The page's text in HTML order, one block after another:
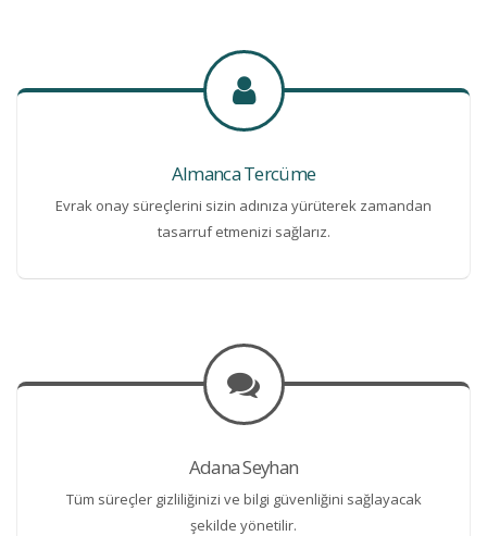
Almanca Tercüme
Evrak onay süreçlerini sizin adınıza yürüterek zamandan
tasarruf etmenizi sağlarız.
Adana Seyhan
Tüm süreçler gizliliğinizi ve bilgi güvenliğini sağlayacak
şekilde yönetilir.